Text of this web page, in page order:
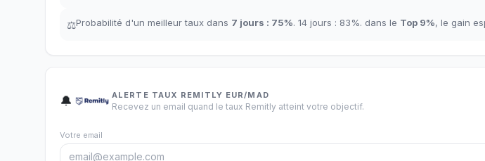
⚖️Probabilité d'un meilleur taux dans 7 jours : 75%. 14 jours : 83%. dans le Top 9%, le gain
🔔 ALERTE TAUX REMITLY EUR/MAD
Recevez un email quand le taux Remitly atteint votre objectif.
Votre email